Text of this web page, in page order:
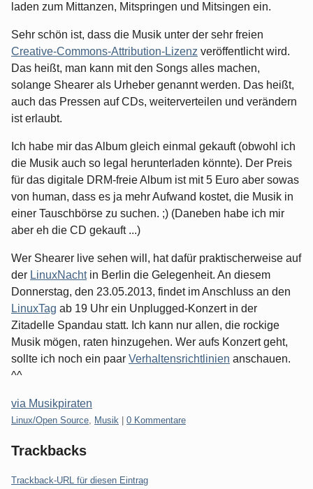
laden zum Mittanzen, Mitspringen und Mitsingen ein.
Sehr schön ist, dass die Musik unter der sehr freien
Creative-Commons-Attribution-Lizenz veröffentlicht wird.
Das heißt, man kann mit den Songs alles machen,
solange Shearer als Urheber genannt werden. Das heißt,
auch das Pressen auf CDs, weiterverteilen und verändern
ist erlaubt.
Ich habe mir das Album gleich einmal gekauft (obwohl ich
die Musik auch so legal herunterladen könnte). Der Preis
für das digitale DRM-freie Album ist mit 5 Euro aber sowas
von human, dass es ja mehr Aufwand kostet, die Musik in
einer Tauschbörse zu suchen. ;) (Daneben habe ich mir
aber eh die CD gekauft ...)
Wer Shearer live sehen will, hat dafür praktischerweise auf
der LinuxNachtin Berlin die Gelegenheit. An diesem
Donnerstag, den 23.05.2013, findet im Anschluss an den
LinuxTag ab 19 Uhr ein Unplugged-Konzert in der
Zitadelle Spandau statt. Ich kann nur allen, die rockige
Musik mögen, raten hinzugehen. Wer aufs Konzert geht,
sollte ich noch ein paar Verhaltensrichtlinien anschauen.
^^
via Musikpiraten
Kategorien:
Linux/Open Source, Musik 0 Kommentare
Trackbacks
Trackback-URL für diesen Eintrag